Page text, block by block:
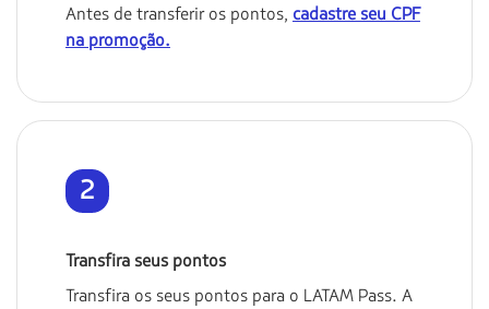
Antes de transferir os pontos, cadastre seu CPF
na promoção.
2
Transfira seus pontos
Transfira os seus pontos para o LATAM Pass. A